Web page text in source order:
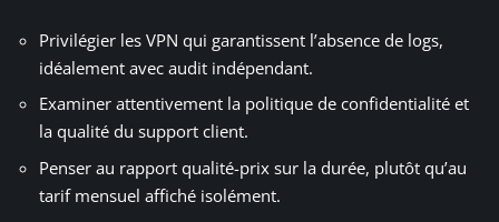
Privilégier les VPN qui garantissent l’absence de logs,
idéalement avec audit indépendant.
Examiner attentivement la politique de confidentialité et
la qualité du support client.
Penser au rapport qualité-prix sur la durée, plutôt qu’au
tarif mensuel affiché isolément.